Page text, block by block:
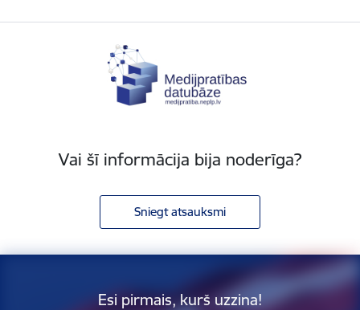
Vai šī informācija bija noderīga?
Sniegt atsauksmi
Esi pirmais, kurš uzzina!